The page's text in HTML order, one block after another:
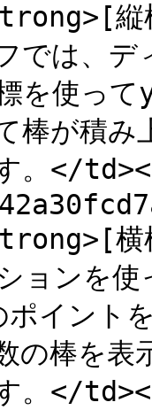
縦
では、
を使っ
棒が積
す。</
横
ョンを
イント
の棒を
す。</